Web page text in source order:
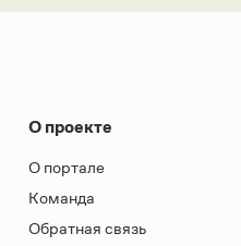
О проекте
О портале
Команда
Обратная связь